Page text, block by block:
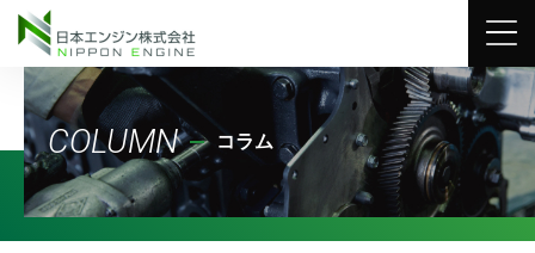
COLUMN コラム